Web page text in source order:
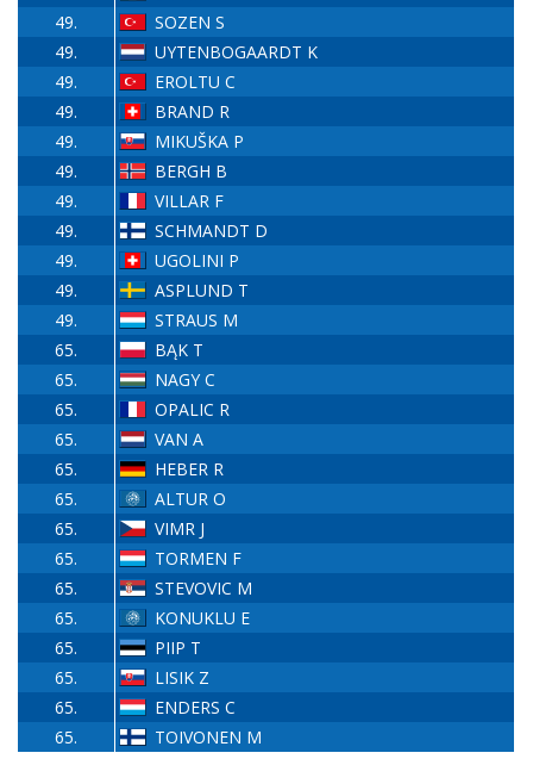
49.
SOZEN S
49.
UYTENBOGAARDT K
49.
EROLTU C
49.
BRAND R
49.
MIKUŠKA P
49.
BERGH B
49.
VILLAR F
49.
SCHMANDT D
49.
UGOLINI P
49.
ASPLUND T
49.
STRAUS M
65.
BĄK T
65.
NAGY C
65.
OPALIC R
65.
VAN A
65.
HEBER R
65.
ALTUR O
65.
VIMR J
65.
TORMEN F
65.
STEVOVIC M
65.
KONUKLU E
65.
PIIP T
65.
LISIK Z
65.
ENDERS C
65.
TOIVONEN M